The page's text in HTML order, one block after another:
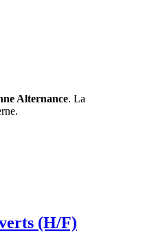
Alternance. La
(H/F)